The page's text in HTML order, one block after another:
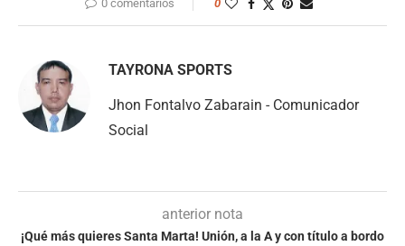
0 comentarios 0
TAYRONA SPORTS
Jhon Fontalvo Zabarain - Comunicador
Social
anterior nota
¡Qué más quieres Santa Marta! Unión, a la A y con título a bordo